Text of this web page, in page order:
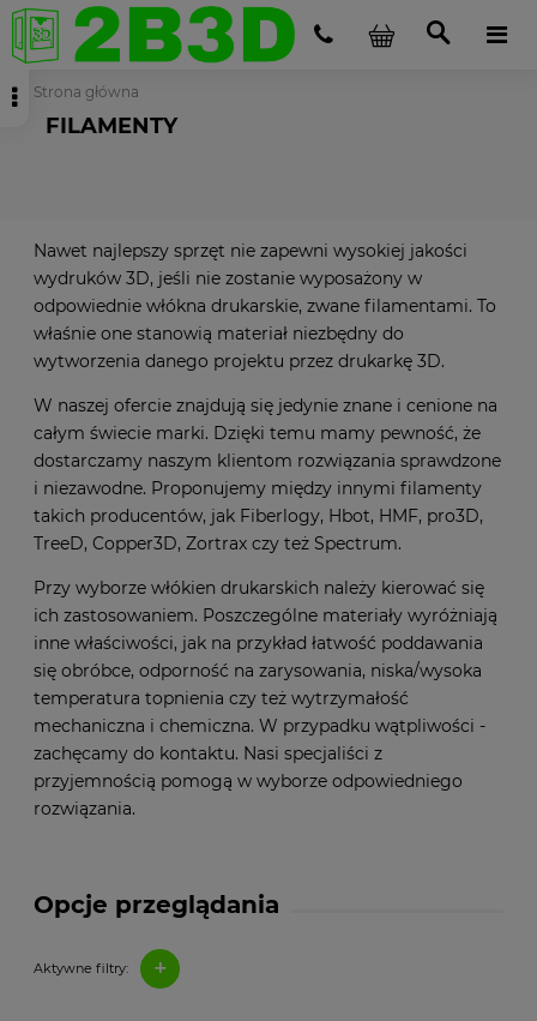
Strona główna
FILAMENTY
Opcje przeglądania
Aktywne filtry: +
Nawet najlepszy sprzęt nie zapewni wysokiej jakości
wydruków 3D, jeśli nie zostanie wyposażony w
odpowiednie włókna drukarskie, zwane filamentami. To
właśnie one stanowią materiał niezbędny do
wytworzenia danego projektu przez drukarkę 3D.
W naszej ofercie znajdują się jedynie znane i cenione na
całym świecie marki. Dzięki temu mamy pewność, że
dostarczamy naszym klientom rozwiązania sprawdzone
i niezawodne. Proponujemy między innymi filamenty
takich producentów, jak Fiberlogy, Hbot, HMF, pro3D,
TreeD, Copper3D, Zortrax czy też Spectrum.
Przy wyborze włókien drukarskich należy kierować się
ich zastosowaniem. Poszczególne materiały wyróżniają
inne właściwości, jak na przykład łatwość poddawania
się obróbce, odporność na zarysowania, niska/wysoka
temperatura topnienia czy też wytrzymałość
mechaniczna i chemiczna. W przypadku wątpliwości -
zachęcamy do kontaktu. Nasi specjaliści z
przyjemnością pomogą w wyborze odpowiedniego
rozwiązania.